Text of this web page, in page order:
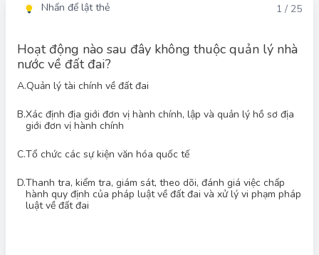
Nhấn để lật thẻ 1 / 25
Hoạt động nào sau đây không thuộc quản lý nhà
nước về đất đai?
A.Quản lý tài chính về đất đai
B.Xác định địa giới đơn vị hành chính, lập và quản lý hồ sơ địa
giới đơn vị hành chính
C.Tổ chức các sự kiện văn hóa quốc tế
D.Thanh tra, kiểm tra, giám sát, theo dõi, đánh giá việc chấp
hành quy định của pháp luật về đất đai và xử lý vi phạm pháp
luật về đất đai
Quản lý nhà nước về đất đai bao gồm các hoạt động như quản
lý tài chính về đất đai, xác định địa giới hành chính, thanh tra,
văn hóa quốc tế không thuộc phạm vi quản lý nhà nước về đất
đai.